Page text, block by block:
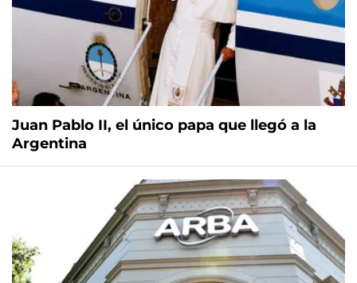
Juan Pablo II, el único papa que llegó a la
Argentina